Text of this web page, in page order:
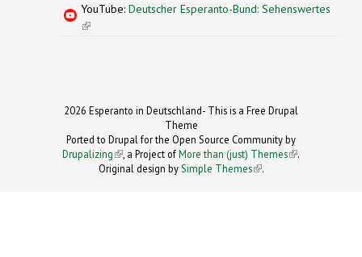
YouTube: Deutscher Esperanto-Bund: Sehenswertes
(link is external)
2026 Esperanto in Deutschland- This is a Free Drupal
Theme
Ported to Drupal for the Open Source Community by
Drupalizing(link is external)
, a Project ofMore than (just) Themes (link is
.
Original design by Simple Themes
(link is
.